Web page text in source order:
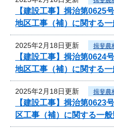
【建設工事】揖治第0625
地区工事（補）に関する
2025年2月18日更新 揖斐農
【建設工事】揖治第0624
地区工事（補）に関する
2025年2月18日更新 揖斐農
【建設工事】揖治第0623
区工事（補）に関する一